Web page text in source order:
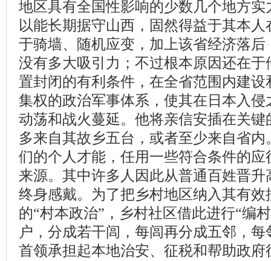
地区具有全国性影响的少数几个地方
以能长期据守山西，固然得益于其本
于骑墙、随机应变，加上该省经济落
没有多大吸引力；不过根本原因还在
置封闭的有利条件，在全省范围内建
集权的政治军事体系，使其在日本入
动荡和战火蔓延。他将亲信安插在关
多来自其故乡五台，或者至少来自省
们的个人才能，任用一些符合条件的
来源。其中许多人因此从普通百姓晋
终身感戴。为了把乡村地区纳入其有
的“村本政治”，乡村社区借此进行“编
户，分成若干闾，每闾再分成五邻，
首领承担起本地治安、征税和帮助政